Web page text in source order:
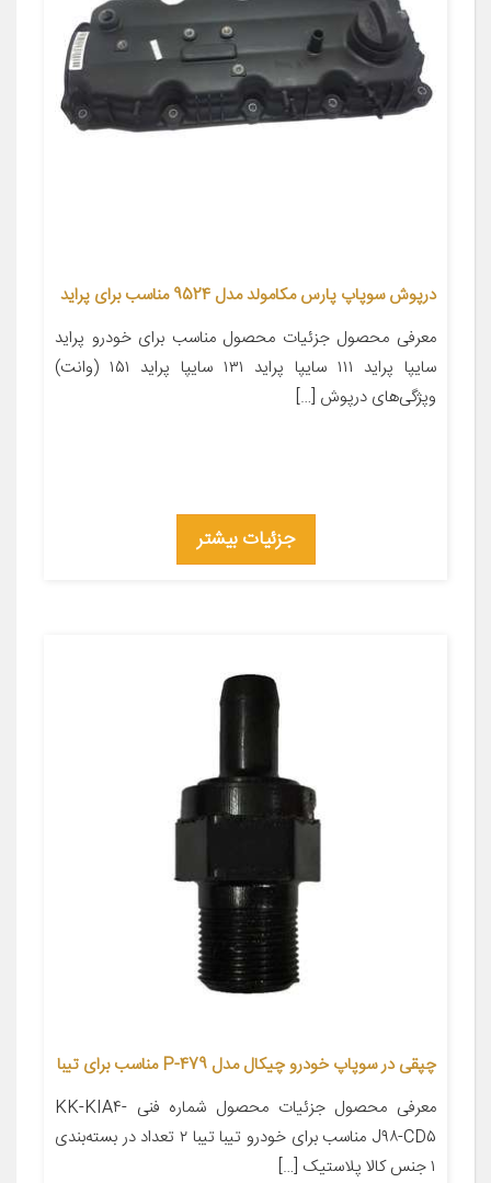
درپوش سوپاپ پارس مکامولد مدل 9524 مناسب برای پراید
معرفی محصول جزئیات محصول مناسب برای خودرو پراید
سایپا پراید ۱۱۱ سایپا پراید ۱۳۱ سایپا پراید ۱۵۱ (وانت)
وپژگی‌های درپوش […]
جزئیات بیشتر
چپقی در سوپاپ خودرو چیکال مدل P-479 مناسب برای تیبا
معرفی محصول جزئیات محصول شماره فنی KK-KIA۴-
J۹۸-CD۵ مناسب برای خودرو تیبا تیبا ۲ تعداد در بسته‌بندی
۱ جنس کالا پلاستیک […]